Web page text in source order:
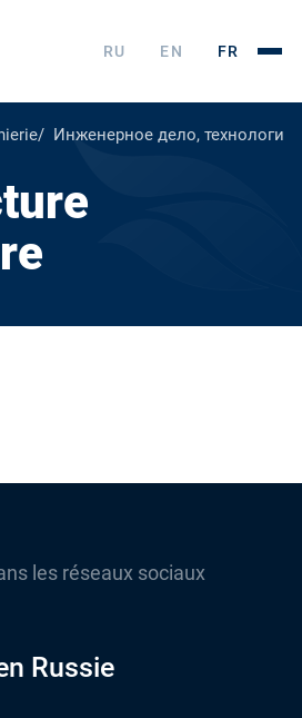
RU EN FR
Инженерное дело, технологии
les réseaux sociaux
Russie